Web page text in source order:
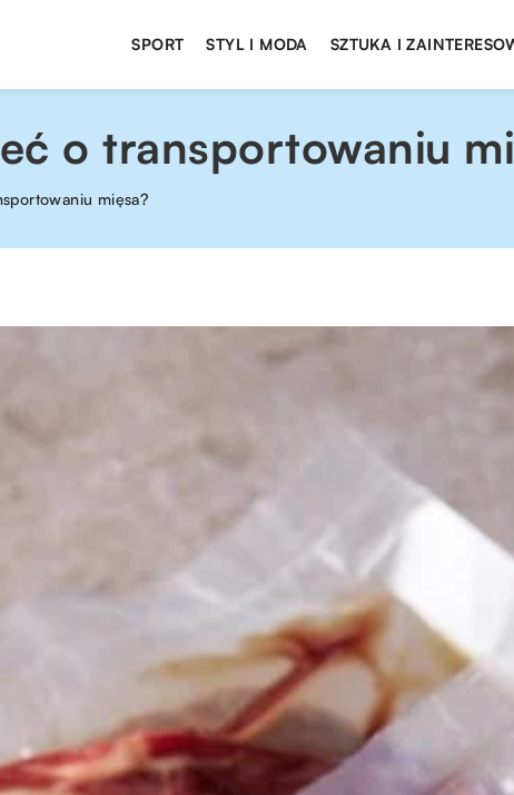
SPORT STYL I MODA SZTUKA I
o transportowaniu
mięsa?